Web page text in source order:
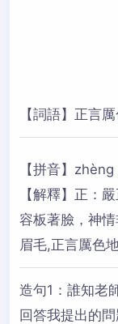
【詞語】正言
【拼音】
【解釋】正：
容板著臉，神
眉毛,正言厲色
造句1： 誰知老
回答我提出的問